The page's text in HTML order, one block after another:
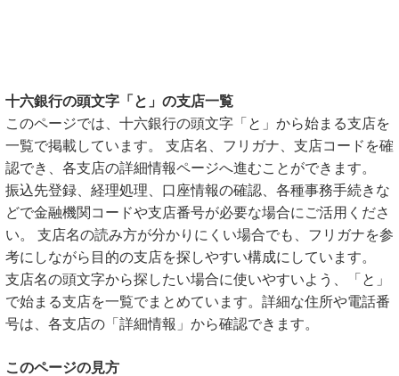
十六銀行の頭文字「と」の支店一覧
このページでは、十六銀行の頭文字「と」から始まる支店を
一覧で掲載しています。 支店名、フリガナ、支店コードを確
認でき、各支店の詳細情報ページへ進むことができます。
振込先登録、経理処理、口座情報の確認、各種事務手続きな
どで金融機関コードや支店番号が必要な場合にご活用くださ
い。 支店名の読み方が分かりにくい場合でも、フリガナを参
考にしながら目的の支店を探しやすい構成にしています。
支店名の頭文字から探したい場合に使いやすいよう、「と」
で始まる支店を一覧でまとめています。詳細な住所や電話番
号は、各支店の「詳細情報」から確認できます。
このページの見方